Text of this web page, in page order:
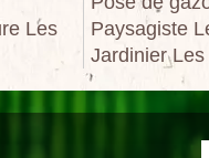
Les
Paysagiste
Jardinier